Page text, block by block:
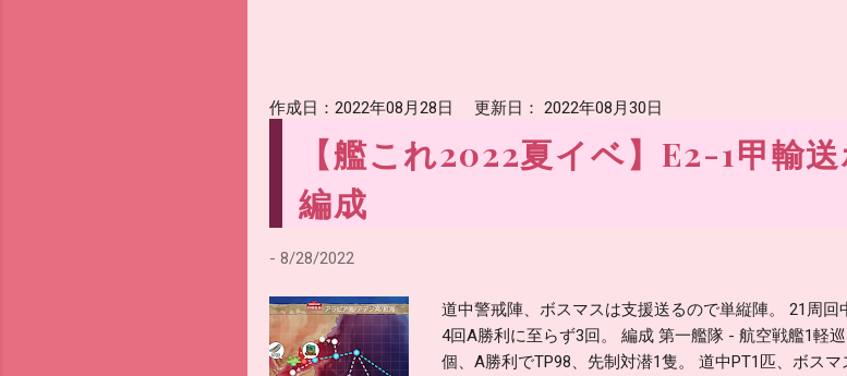
作成日： 2022年08月28日 更新日： 2022年08月30日
【艦これ2022夏イベ】E2-1甲輸
編成
- 8/28/2022
道中警戒陣、ボスマスは支援送るので単縦陣。 21周回
4回A勝利に至らず3回。 編成 第一艦隊 - 航空戦艦1軽
個、A勝利でTP98、先制対潜1隻。 道中PT1匹、ボス